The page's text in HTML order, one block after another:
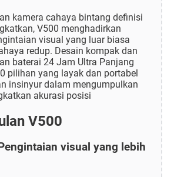
kamera cahaya bintang definisi
V500 menghadirkan
visual yang luar biasa
redup. Desain kompak dan
baterai 24 Jam Ultra Panjang
pilihan yang layak dan portabel
insinyur dalam mengumpulkan
akurasi posisi
V500
visual yang lebih